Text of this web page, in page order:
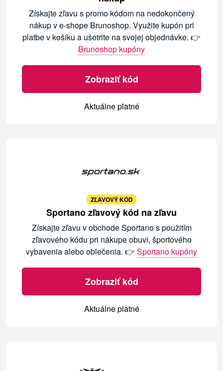
Získajte zľavu s promo kódom na nedokončený
nákup v e-shope Brunoshop. Využite kupón pri
platbe v košíku a ušetrite na svojej objednávke. 👉
Brunoshop kupóny
Zobraziť kód
Aktuálne platné
ZĽAVOVÝ KÓD
Sportano zľavový kód na zľavu
Získajte zľavu v obchode Sportano s použitím
zľavového kódu pri nákupe obuvi, športového
vybavenia alebo oblečenia. 👉 Sportano kupóny
Zobraziť kód
Aktuálne platné